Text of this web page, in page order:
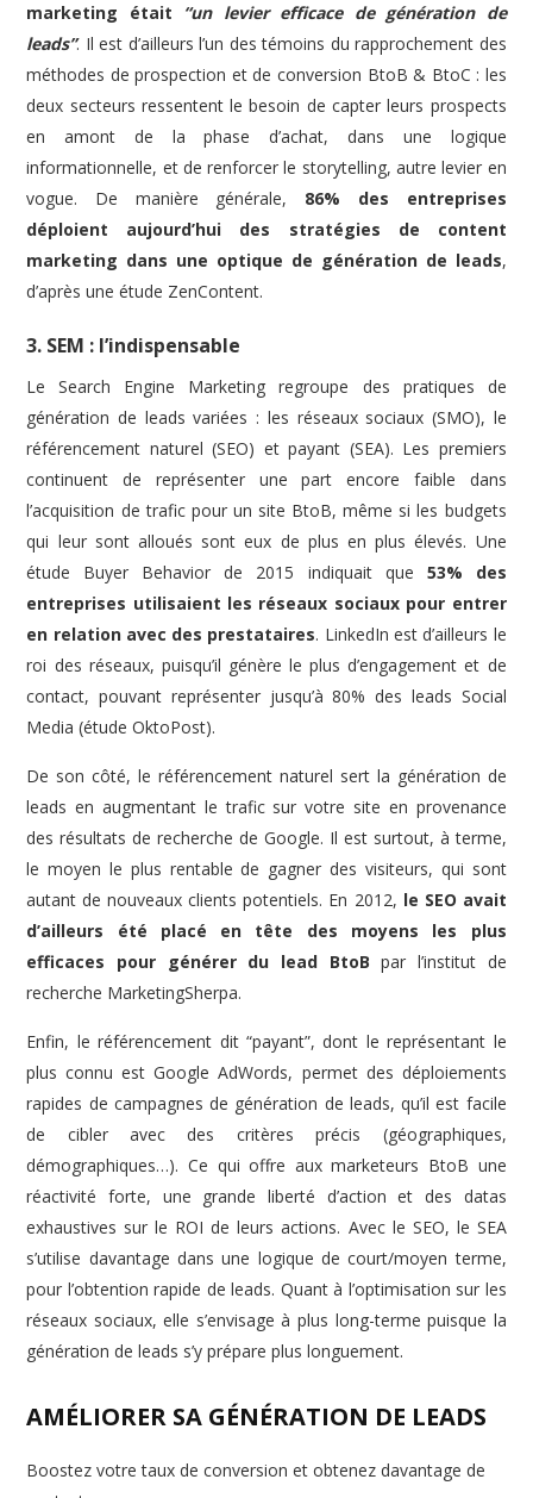
marketing était “un levier efficace de génération de
leads”. Il est d’ailleurs l’un des témoins du rapprochement des
méthodes de prospection et de conversion BtoB & BtoC : les
deux secteurs ressentent le besoin de capter leurs prospects
en amont de la phase d’achat, dans une logique
informationnelle, et de renforcer le storytelling, autre levier en
vogue. De manière générale, 86% des entreprises
déploient aujourd’hui des stratégies de content
marketing dans une optique de génération de leads,
d’après une étude ZenContent.
3. SEM : l’indispensable
Le Search Engine Marketing regroupe des pratiques de
génération de leads variées : les réseaux sociaux (SMO), le
référencement naturel (SEO) et payant (SEA). Les premiers
continuent de représenter une part encore faible dans
l’acquisition de trafic pour un site BtoB, même si les budgets
qui leur sont alloués sont eux de plus en plus élevés. Une
étude Buyer Behavior de 2015 indiquait que 53% des
entreprises utilisaient les réseaux sociaux pour entrer
en relation avec des prestataires. LinkedIn est d’ailleurs le
roi des réseaux, puisqu’il génère le plus d’engagement et de
contact, pouvant représenter jusqu’à 80% des leads Social
Media (étude OktoPost).
De son côté, le référencement naturel sert la génération de
leads en augmentant le trafic sur votre site en provenance
des résultats de recherche de Google. Il est surtout, à terme,
le moyen le plus rentable de gagner des visiteurs, qui sont
autant de nouveaux clients potentiels. En 2012, le SEO avait
d’ailleurs été placé en tête des moyens les plus
efficaces pour générer du lead BtoB par l’institut de
recherche MarketingSherpa.
Enfin, le référencement dit “payant”, dont le représentant le
plus connu est Google AdWords, permet des déploiements
rapides de campagnes de génération de leads, qu’il est facile
de cibler avec des critères précis (géographiques,
démographiques…). Ce qui offre aux marketeurs BtoB une
réactivité forte, une grande liberté d’action et des datas
exhaustives sur le ROI de leurs actions. Avec le SEO, le SEA
s’utilise davantage dans une logique de court/moyen terme,
pour l’obtention rapide de leads. Quant à l’optimisation sur les
réseaux sociaux, elle s’envisage à plus long-terme puisque la
génération de leads s’y prépare plus longuement.
AMÉLIORER SA GÉNÉRATION DE LEADS
Boostez votre taux de conversion et obtenez davantage de